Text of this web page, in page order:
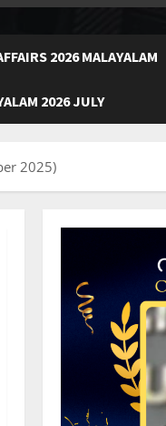
2026 MALAYALAM
2026 JULY
2025)